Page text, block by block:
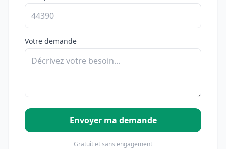
Votre demande
Envoyer ma demande
Gratuit et sans engagement